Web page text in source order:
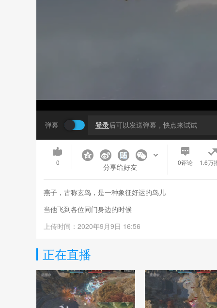
弹幕 登录后可以发送弹幕，快点来试试
0 分享给好友 0评论 1.6万
燕子，古称玄鸟，是一种象征好运的鸟儿
当他飞到各位同门身边的时候
同门喊一声hension！
男款【燕歌南翔】女款【燕歌暮夜】即将上线，暗夜星
美哭了！
上传时间：2020年9月9日 16:56
正在直播